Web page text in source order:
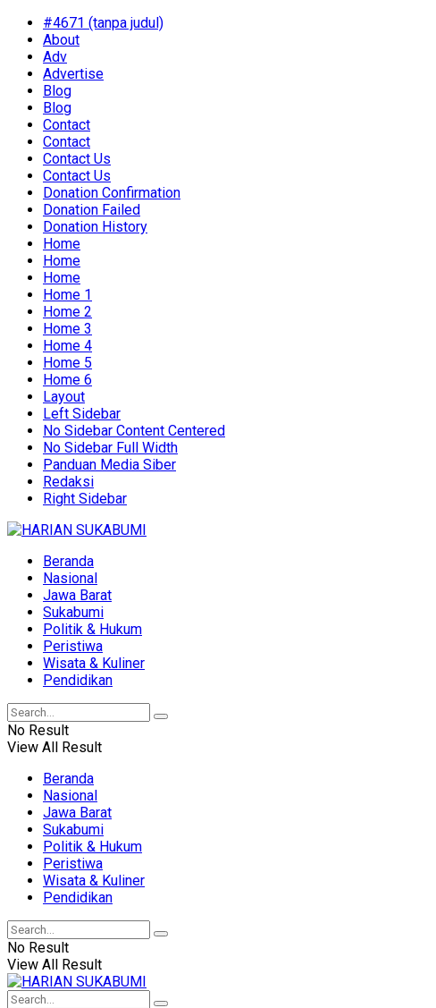
#4671 (tanpa judul)
About
Adv
Advertise
Blog
Blog
Contact
Contact
Contact Us
Contact Us
Donation Confirmation
Donation Failed
Donation History
Home
Home
Home
Home 1
Home 2
Home 3
Home 4
Home 5
Home 6
Layout
Left Sidebar
No Sidebar Content Centered
No Sidebar Full Width
Panduan Media Siber
Redaksi
Right Sidebar
Beranda
Nasional
Jawa Barat
Sukabumi
Politik & Hukum
Peristiwa
Wisata & Kuliner
Pendidikan
No Result
View All Result
Beranda
Nasional
Jawa Barat
Sukabumi
Politik & Hukum
Peristiwa
Wisata & Kuliner
Pendidikan
No Result
View All Result